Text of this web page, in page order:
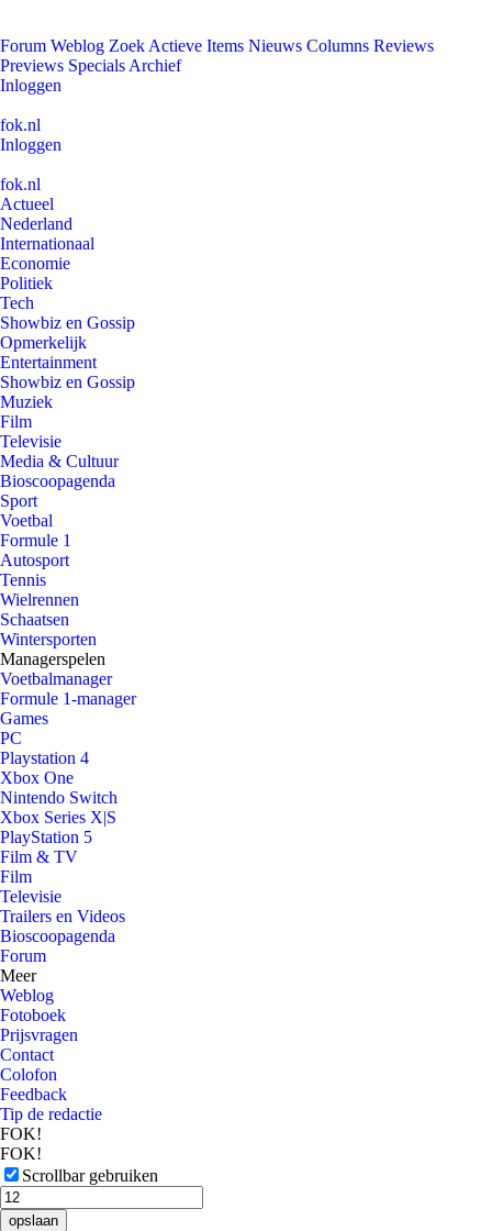
Forum Weblog Zoek Actieve Items Nieuws Columns Reviews
Previews Specials Archief
Inloggen
fok.nl
Inloggen
fok.nl
Actueel
Nederland
Internationaal
Economie
Politiek
Tech
Showbiz en Gossip
Opmerkelijk
Entertainment
Showbiz en Gossip
Muziek
Film
Televisie
Media & Cultuur
Bioscoopagenda
Sport
Voetbal
Formule 1
Autosport
Tennis
Wielrennen
Schaatsen
Wintersporten
Managerspelen
Voetbalmanager
Formule 1-manager
Games
PC
Playstation 4
Xbox One
Nintendo Switch
Xbox Series X|S
PlayStation 5
Film & TV
Film
Televisie
Trailers en Videos
Bioscoopagenda
Forum
Meer
Weblog
Fotoboek
Prijsvragen
Contact
Colofon
Feedback
Tip de redactie
FOK!
FOK!
Scrollbar gebruiken
opslaan